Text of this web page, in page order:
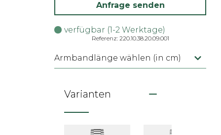
Anfrage senden
verfügbar (1-2 Werktage)
Referenz: 220.10.38.20.09.001
Armbandlänge wählen (in cm)
Varianten